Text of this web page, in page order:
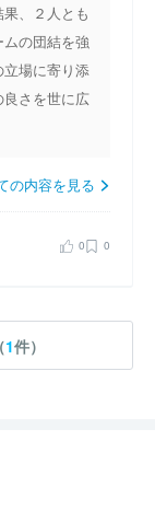
、２人とも
の団結を強
場に寄り添
さを世に広
の内容を見る
0 0
1件）